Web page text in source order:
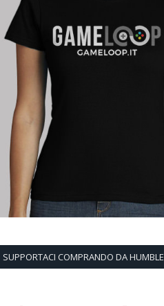
SUPPORTACI COMPRANDO DA HUMBLE